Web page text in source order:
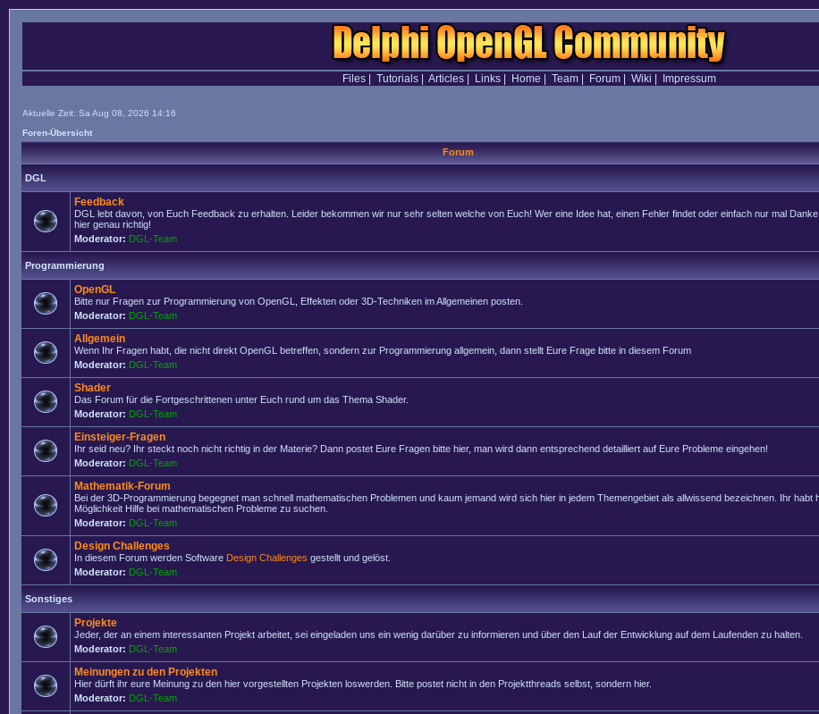
Files| Tutorials| Articles| Links| Home Team| Forum| Wiki Impressum
Aktuelle Zeit: Sa Aug 08, 2026 14:16
Foren-Übersicht
Forum
DGL
Feedback
DGL lebt davon, von Euch Feedback zu erhalten. Leider bekommen wir nur sehr selten welche von Euch! Wer eine Idee hat, einen Fehler findet oder einfach nur mal
hier genau richtig!
Moderator: DGL-Team
Programmierung
OpenGL
Bitte nur Fragen zur Programmierung von OpenGL, Effekten oder 3D-Techniken im Allgemeinen posten.
Moderator: DGL-Team
Allgemein
Wenn Ihr Fragen habt, die nicht direkt OpenGL betreffen, sondern zur Programmierung allgemein, dann stellt Eure Frage bitte in diesem Forum
Moderator: DGL-Team
Shader
Das Forum für die Fortgeschrittenen unter Euch rund um das Thema Shader.
Moderator: DGL-Team
Einsteiger-Fragen
Ihr seid neu? Ihr steckt noch nicht richtig in der Materie? Dann postet Eure Fragen bitte hier, man wird dann entsprechend detailliert auf Eure Probleme eingehen!
Moderator: DGL-Team
Mathematik-Forum
Bei der 3D-Programmierung begegnet man schnell mathematischen Problemen und kaum jemand wird sich hier in jedem Themengebiet als allwissend bezeichnen. Ihr habt
Möglichkeit Hilfe bei mathematischen Probleme zu suchen.
Moderator: DGL-Team
Design Challenges
In diesem Forum werden Software Design Challenges gestellt und gelöst.
Moderator: DGL-Team
Sonstiges
Projekte
Jeder, der an einem interessanten Projekt arbeitet, sei eingeladen uns ein wenig darüber zu informieren und über den Lauf der Entwicklung auf dem Laufenden zu halten.
Moderator: DGL-Team
Meinungen zu den Projekten
Hier dürft ihr eure Meinung zu den hier vorgestellten Projekten loswerden. Bitte postet nicht in den Projektthreads selbst, sondern hier.
Moderator: DGL-Team